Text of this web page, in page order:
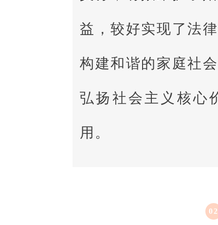
益，较好实现了法
构建和谐的家庭社
弘扬社会主义核心
用。
0 2